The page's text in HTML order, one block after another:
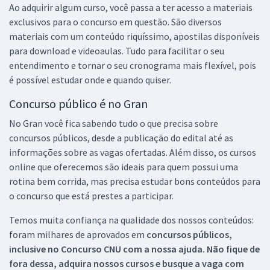
Ao adquirir algum curso, você passa a ter acesso a materiais
exclusivos para o concurso em questão. São diversos
materiais com um conteúdo riquíssimo, apostilas disponíveis
para download e videoaulas. Tudo para facilitar o seu
entendimento e tornar o seu cronograma mais flexível, pois
é possível estudar onde e quando quiser.
Concurso público é no Gran
No Gran você fica sabendo tudo o que precisa sobre
concursos públicos, desde a publicação do edital até as
informações sobre as vagas ofertadas. Além disso, os cursos
online que oferecemos são ideais para quem possui uma
rotina bem corrida, mas precisa estudar bons conteúdos para
o concurso que está prestes a participar.
Temos muita confiança na qualidade dos nossos conteúdos:
foram milhares de aprovados em concursos públicos,
inclusive no Concurso CNU com a nossa ajuda. Não fique de
fora dessa, adquira nossos cursos e busque a vaga com